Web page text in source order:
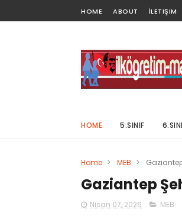
HOME ABOUT İLETIŞIM
HOME 5.SINIF
Home > MEB >
Gaziantep
Nisan 07, 2026 MEB